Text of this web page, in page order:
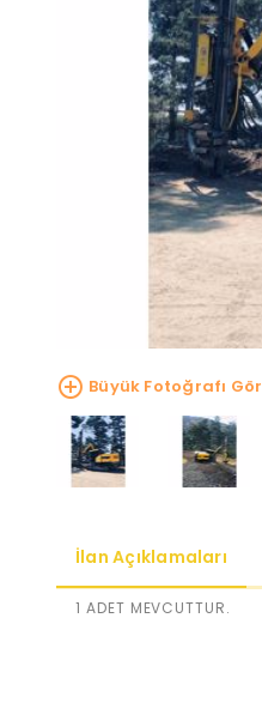
Büyük Fotoğrafı Gör
İlan Açıklamaları
1 ADET MEVCUTTUR.